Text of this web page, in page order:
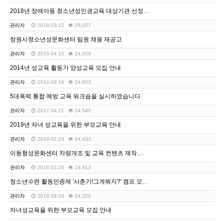
2018년 장애아동 청소년성인권교육 대상기관 선정결과 …
관리자 2018.03.12 25,027
창원시청소년성문화센터 팀원 채용 재공고
관리자 2019.04.10 24,929
2014년 성교육 활동가 양성교육 모집 안내
관리자 2014.09.16 24,653
5대폭력 통합 예방 교육 워크숍을 실시하였습니다.
관리자 2017.04.21 24,540
2019년 자녀 성교육을 위한 부모교육 안내
관리자 2019.02.25 24,433
이동형성문화센터 차량개조 및 교육 컨텐츠 제작.설치 용…
관리자 2016.03.26 24,413
청소년수련 활동인증제 '사춘기!그게뭐지?' 캠프 모집…
관리자 2018.09.03 24,320
자녀성교육을 위한 부모교육 모집 안내